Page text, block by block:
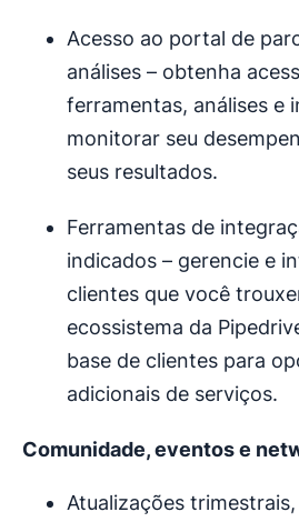
Acesso ao portal de
análises – obtenha
ferramentas, análises e
monitorar seu
seus resultados.
Ferramentas de
indicados – gerencie e
clientes que você
ecossistema da
base de clientes para
adicionais de serviços.
Comunidade, eventos e
Atualizações